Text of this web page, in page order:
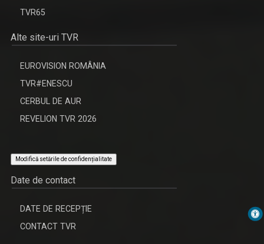
TVR65
Alte site-uri TVR
EUROVISION ROMÂNIA
TVR#ENESCU
CERBUL DE AUR
REVELION TVR 2026
Modifică setările de confidențialitate
Date de contact
DATE DE RECEPȚIE
CONTACT TVR